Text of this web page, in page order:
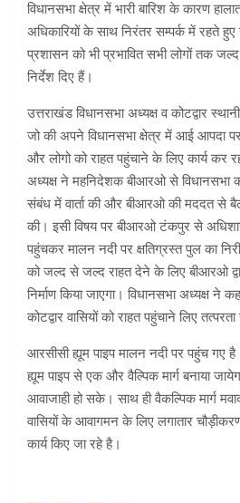
विधानसभा क्षेत्र में भारी बारिश के कारण
अधिकारियों के साथ निरंतर सम्पर्क में रहते हुए
प्रशासन को भी प्रभावित सभी लोगों तक
निर्देश दिए हैं।
उत्तराखंड विधानसभा अध्यक्ष व कोटद्वार
जो की अपने विधानसभा क्षेत्र में आई आपदा
और लोगो को राहत पहुंचाने के लिए कार्य कर
अध्यक्ष ने महनिदेशक बीआरओ से विधानसभा
संबंध में वार्ता की और बीआरओ की मददत से
की। इसी विषय पर बीआरओ टंकपुर से
पहुंचकर मालन नदी पर क्षतिग्रस्त पुल का
को जल्द से जल्द राहत देने के लिए बीआरओ
निर्माण किया जाएगा। विधानसभा अध्यक्ष ने
कोटद्वार वासियों को राहत पहुंचाने लिए
आरसीसी ह्यूम पाइप मालन नदी पर पहुंच गए
ह्यूम पाइप से एक और वैल्पिक मार्ग बनाया
आवाजाही हो सके। साथ ही वैकल्पिक मार्ग
वासियों के आवागमन के लिए लगातार
कार्य किए जा रहे है।